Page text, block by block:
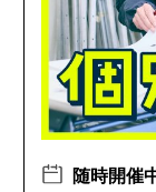
随時開催